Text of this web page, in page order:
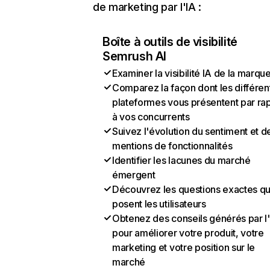
de marketing par l'IA :
Boîte à outils de visibilité
Semrush AI
Examiner la visibilité IA de la
Comparez la façon dont les
plateformes vous présentent par
à vos concurrents
Suivez l'évolution du sentiment et
mentions de fonctionnalités
Identifier les lacunes du marché
émergent
Découvrez les questions exactes
posent les utilisateurs
Obtenez des conseils générés par
pour améliorer votre produit, votre
marketing et votre position sur le
marché